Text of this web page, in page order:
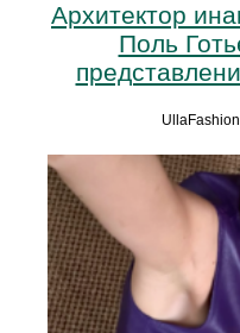
Архитектор
Поль